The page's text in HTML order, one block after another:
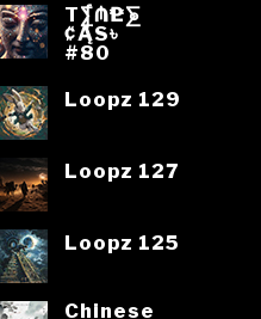
T⨋₼₱L⨊
₡ĄS৳
#80
Loopz 129
Loopz 127
Loopz 125
Chinese